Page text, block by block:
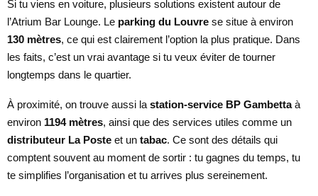
Si tu viens en voiture, plusieurs solutions existent autour de
l’Atrium Bar Lounge. Le parking du Louvre se situe à environ
130 mètres, ce qui est clairement l’option la plus pratique. Dans
les faits, c’est un vrai avantage si tu veux éviter de tourner
longtemps dans le quartier.
À proximité, on trouve aussi la station-service BP Gambettaà
environ 1194 mètres, ainsi que des services utiles comme un
distributeur La Poste et un tabac. Ce sont des détails qui
comptent souvent au moment de sortir : tu gagnes du temps, tu
te simplifies l’organisation et tu arrives plus sereinement.